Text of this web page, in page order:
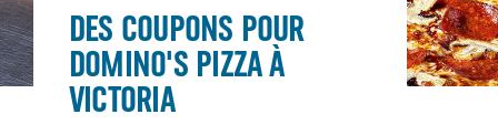
DES COUPONS POUR
DOMINO'S PIZZA À
VICTORIA